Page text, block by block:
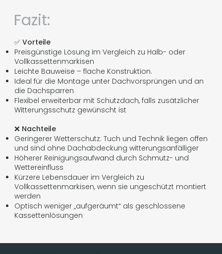
Fazit:
✅ Vorteile
Preisgünstige Lösung im Vergleich zu Halb- oder
Vollkassettenmarkisen
Leichte Bauweise – flache Konstruktion.
Ideal für die Montage unter Dachvorsprüngen und an
die Dachsparren
Flexibel erweiterbar mit Schutzdach, falls zusätzlicher
Witterungsschutz gewünscht ist
❌ Nachteile
Geringerer Wetterschutz: Tuch und Technik liegen offen
und sind ohne Dachabdeckung witterungsanfälliger
Höherer Reinigungsaufwand durch Schmutz- und
Wettereinfluss
Kürzere Lebensdauer im Vergleich zu
Vollkassettenmarkisen, wenn sie ungeschützt montiert
werden
Optisch weniger „aufgeräumt“ als geschlossene
Kassettenlösungen